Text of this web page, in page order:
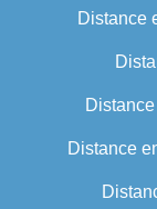
Distance
Distance